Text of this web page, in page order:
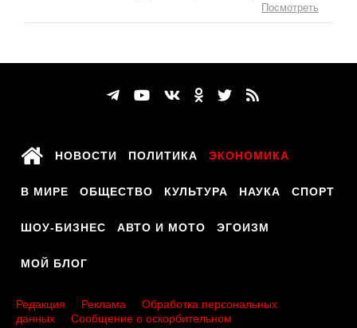
Посмотреть
НОВОСТИ ПОЛИТИКА ЭКОНОМИКА
В МИРЕ ОБЩЕСТВО КУЛЬТУРА НАУКА СПОРТ
ШОУ-БИЗНЕС АВТО И МОТО ЭГОИЗМ
МОЙ БЛОГ
Редакция Реклама
Обработка персональных
данных
Сообщение о оскорбительном